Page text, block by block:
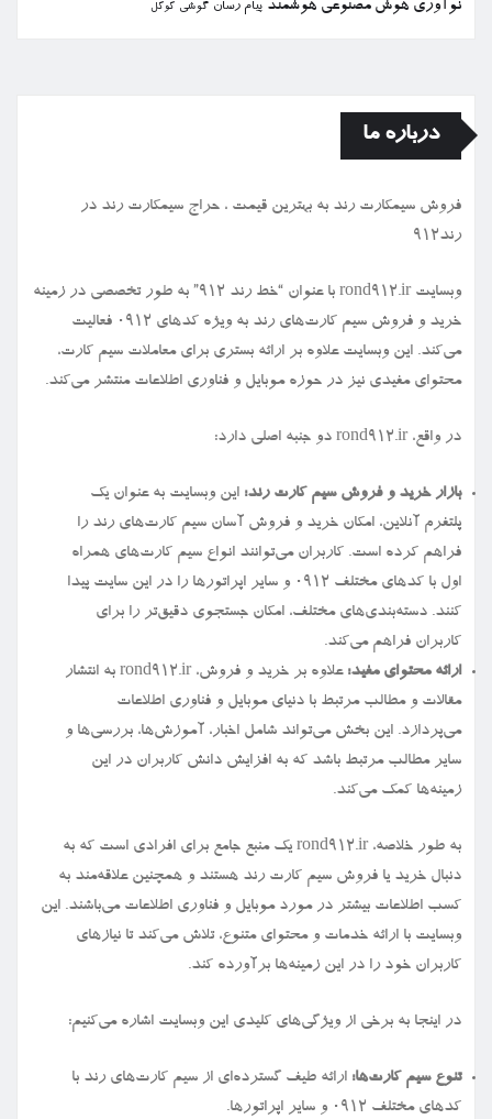
نوآوری هوش مصنوعی هوشمند پیام رسان گوشی گوگل
درباره ما
فروش سیمكارت رند به بهترین قیمت ، حراج سیمكارت رند در
رند912
وبسایت rond912.ir با عنوان “خط رند ۹۱۲” به طور تخصصی در زمینه
خرید و فروش سیم کارت‌های رند به ویژه کدهای ۰۹۱۲ فعالیت
می‌کند. این وبسایت علاوه بر ارائه بستری برای معاملات سیم کارت،
محتوای مفیدی نیز در حوزه موبایل و فناوری اطلاعات منتشر می‌کند.
در واقع، rond912.ir دو جنبه اصلی دارد:
بازار خرید و فروش سیم کارت رند: این وبسایت به عنوان یک
پلتفرم آنلاین، امکان خرید و فروش آسان سیم کارت‌های رند را
فراهم کرده است. کاربران می‌توانند انواع سیم کارت‌های همراه
اول با کدهای مختلف ۰۹۱۲ و سایر اپراتورها را در این سایت پیدا
کنند. دسته‌بندی‌های مختلف، امکان جستجوی دقیق‌تر را برای
کاربران فراهم می‌کند.
ارائه محتوای مفید:
علاوه بر خرید و فروش، rond912.ir به انتشار
مقالات و مطالب مرتبط با دنیای موبایل و فناوری اطلاعات
می‌پردازد. این بخش می‌تواند شامل اخبار، آموزش‌ها، بررسی‌ها و
سایر مطالب مرتبط باشد که به افزایش دانش کاربران در این
زمینه‌ها کمک می‌کند.
به طور خلاصه، rond912.ir یک منبع جامع برای افرادی است که به
دنبال خرید یا فروش سیم کارت رند هستند و همچنین علاقه‌مند به
کسب اطلاعات بیشتر در مورد موبایل و فناوری اطلاعات می‌باشند. این
وبسایت با ارائه خدمات و محتوای متنوع، تلاش می‌کند تا نیازهای
کاربران خود را در این زمینه‌ها برآورده کند.
در اینجا به برخی از ویژگی‌های کلیدی این وبسایت اشاره می‌کنیم:
تنوع سیم کارت‌ها: ارائه طیف گسترده‌ای از سیم کارت‌های رند با
کدهای مختلف ۰۹۱۲ و سایر اپراتورها.